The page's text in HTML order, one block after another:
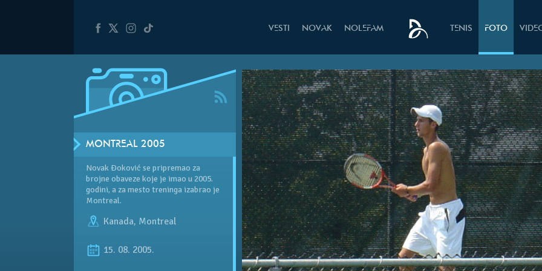
VESTI NOVAK NOLEFAM TENIS FOTO
MONTREAL 2005
Novak Đoković se pripremao za
brojne obaveze koje je imao u 2005.
godini, a za mesto treninga izabrao je
Montreal.
Kanada, Montreal
15. 08. 2005.